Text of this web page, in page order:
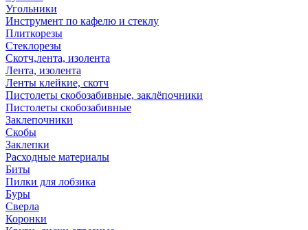
Угольники
Инструмент по кафелю и стеклу
Плиткорезы
Стеклорезы
Скотч,лента, изолента
Лента, изолента
Ленты клейкие, скотч
Пистолеты скобозабивные, заклёпочники
Пистолеты скобозабивные
Заклепочники
Скобы
Заклепки
Расходные материалы
Биты
Пилки для лобзика
Буры
Сверла
Коронки